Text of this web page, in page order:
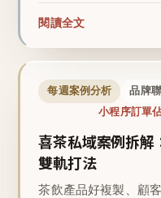
閱讀全文
每週案例分析 品牌
小程序訂單
喜茶私域案例拆解
雙軌打法
茶飲產品好複製、顧